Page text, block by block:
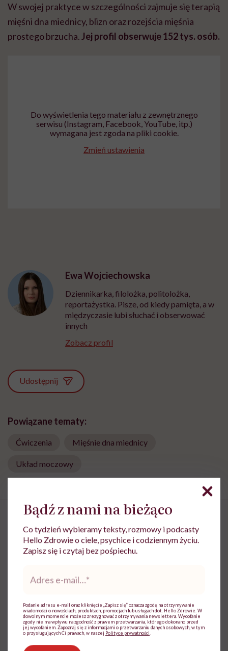
W swojej praktyce w szczególności zajmuje się terapią
mięśni dna miednicy, blizn oraz rozejścia mięśnia
prostego brzucha.Jej profil obserwuje 152 tys. osób.
Do wyświetlenia tego materiału z zewnętrznego
serwisu (Instagram, Facebook, YouTube, itp.)
wymagana jest zgoda na pliki cookie.
Zmień ustawienia
Ewa Wojciechowska
Dziennikarka, filolożka, politolożka,
reportażystka. Pisze, od kiedy pamięta, a w
międzyczasie lubi słuchać i obserwować
innych
Zobacz profil
Udostępnij
Powiązane tematy:
Ćwiczenia Mięśnie dna miednicy
Układ moczowy
Mięśnie zaczynamy tracić już po
można zrobić, to uznać utratę
element starzenia”
Bądź z nami na bieżąco
Co tydzień wybieramy teksty, rozmowy i podcasty
Hello Zdrowie o ciele, psychice i codziennym życiu.
Zapisz się i czytaj bez pośpiechu.
mail*
Podanie adresu e-mail oraz kliknięcie „Zapisz się” oznacza zgodę na otrzymywanie
wiadomości o nowościach, produktach, promocjach lub usługach dot. Hello Zdrowie. W
dowolnym momencie możesz zrezygnować z otrzymywania newslettera. Wycofanie
zgody nie ma wpływu na zgodność z prawem przetwarzania, którego dokonano przed
jej wycofaniem. Zapoznaj się z informacjami o przetwarzaniu danych osobowych, w tym
o przysługujących Ci prawach, w naszej Polityce prywatności